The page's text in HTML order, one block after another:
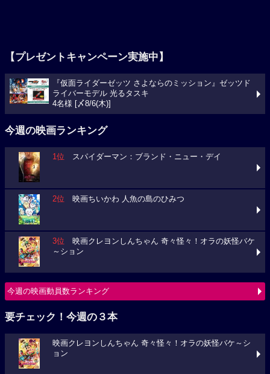
【プレゼントキャンペーン実施中】
『仮面ライダーゼッツ さよならのミッション』ゼッツド
ライバーモデル 光るタスキ
4名様 [〆8/6(木)]
今週の映画ランキング
1位 スパイダーマン：ブランド・ニュー・デイ
2位 映画ちいかわ 人魚の島のひみつ
3位 映画クレヨンしんちゃん 奇々怪々！オラの妖怪バケ
～ション
今週の映画動員数ランキング
要チェック！今週の３本
映画クレヨンしんちゃん 奇々怪々！オラの妖怪バケ～シ
ョン